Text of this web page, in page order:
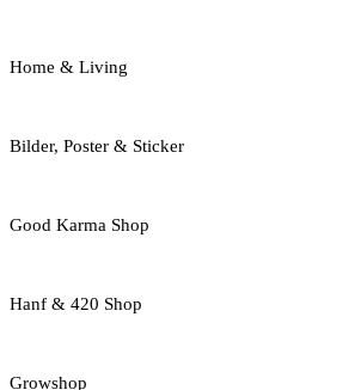
Home & Living
Bilder, Poster & Sticker
Good Karma Shop
Hanf & 420 Shop
Growshop